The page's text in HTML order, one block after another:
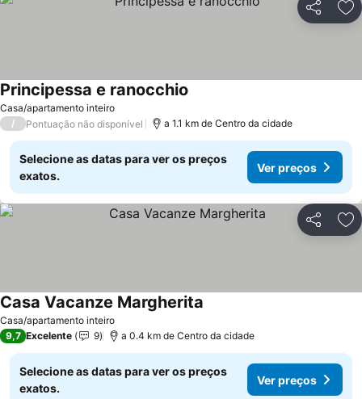
Partilhar
Casa/apartamento inteiro
Principessa e ranocchio
/ Pontuação não disponível a 1.1 km de Centro da cidade
Selecione as datas para ver os preços
exatos.
Ver preços
Partilhar
Casa/apartamento inteiro
Casa Vacanze Margherita
9,7 Excelente 9 a 0.4 km de Centro da cidade
Selecione as datas para ver os preços
exatos.
Ver preços